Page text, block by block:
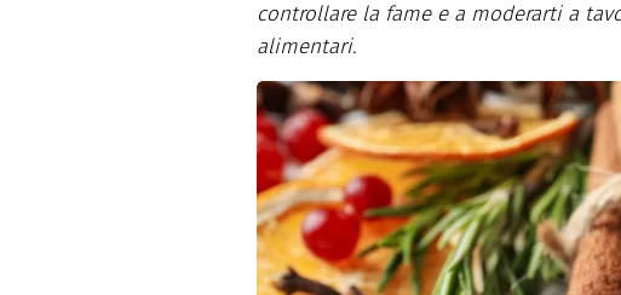
controllare la fame e a moderarti a
alimentari.